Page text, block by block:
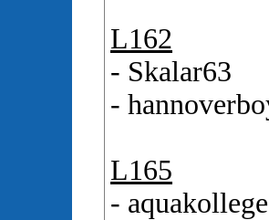
L162
- Skalar63
-
L165
- aquakollege